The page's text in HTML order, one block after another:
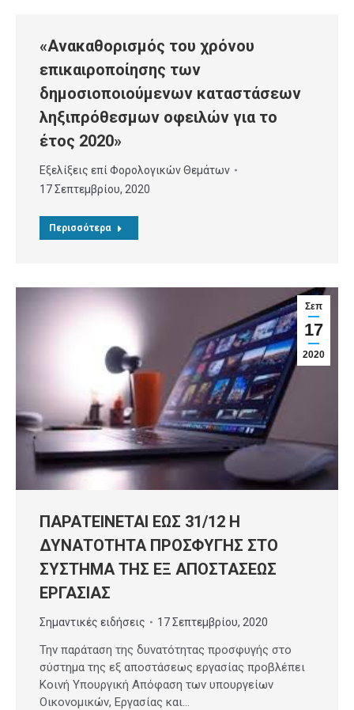
«Ανακαθορισμός του χρόνου
επικαιροποίησης των
δημοσιοποιούμενων καταστάσεων
ληξιπρόθεσμων οφειλών για το
έτος 2020»
Εξελίξεις επί Φορολογικών Θεμάτων
17 Σεπτεμβρίου, 2020
Περισσότερα
Σεπ
17
2020
ΠΑΡΑΤΕΙΝΕΤΑΙ ΕΩΣ 31/12 Η
ΔΥΝΑΤΟΤΗΤΑ ΠΡΟΣΦΥΓΗΣ ΣΤΟ
ΣΥΣΤΗΜΑ ΤΗΣ ΕΞ ΑΠΟΣΤΑΣΕΩΣ
ΕΡΓΑΣΙΑΣ
Σημαντικές ειδήσεις 17 Σεπτεμβρίου, 2020
Την παράταση της δυνατότητας προσφυγής στο
σύστημα της εξ αποστάσεως εργασίας προβλέπει
Κοινή Υπουργική Απόφαση των υπουργείων
Οικονομικών, Εργασίας και…